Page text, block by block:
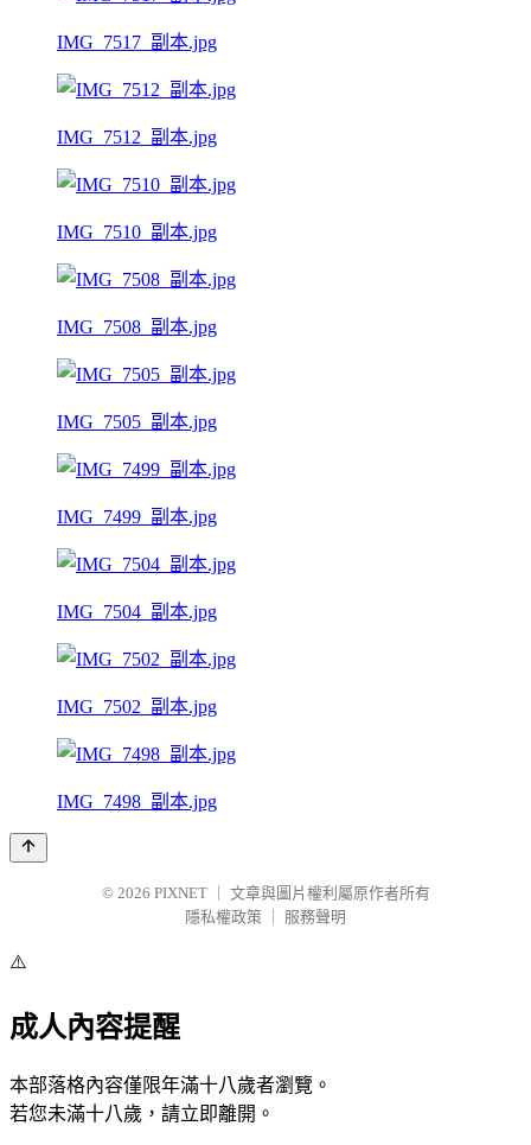
IMG_7517_副本.jpg
IMG_7512_副本.jpg
IMG_7510_副本.jpg
IMG_7508_副本.jpg
IMG_7505_副本.jpg
IMG_7499_副本.jpg
IMG_7504_副本.jpg
IMG_7502_副本.jpg
IMG_7498_副本.jpg
© 2026 PIXNET
文章與圖片權利屬原作者所有
隱私權政策
服務聲明
⚠️
成人內容提醒
本部落格內容僅限年滿十八歲者瀏覽。
若您未滿十八歲，請立即離開。